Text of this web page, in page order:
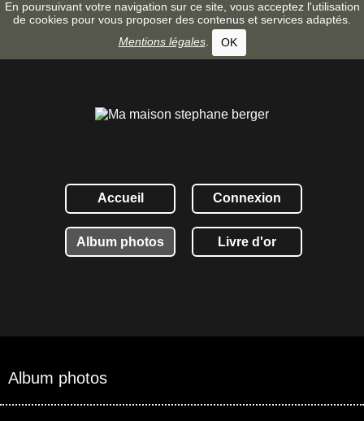
En poursuivant votre navigation sur ce site, vous acceptez l'utilisation
de cookies pour vous proposer des contenus et services adaptés.
Mentions légales. OK
Accueil Connexion
Album photos Livre d'or
Album photos